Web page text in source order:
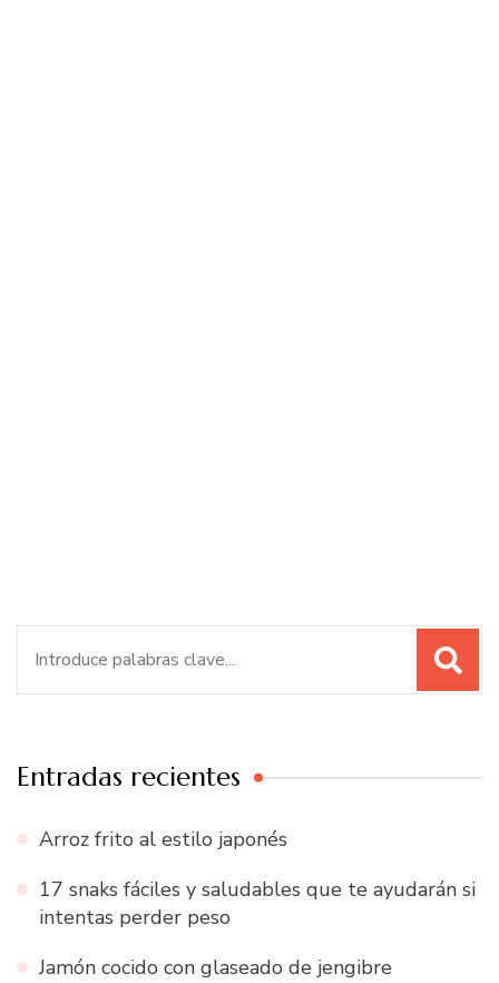
Entradas recientes
Arroz frito al estilo japonés
17 snaks fáciles y saludables que te ayudarán si
intentas perder peso
Jamón cocido con glaseado de jengibre